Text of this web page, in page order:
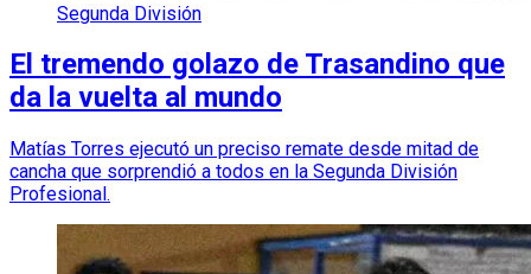
Segunda División
El tremendo golazo de Trasandino que
da la vuelta al mundo
Matías Torres ejecutó un preciso remate desde mitad de
cancha que sorprendió a todos en la Segunda División
Profesional.